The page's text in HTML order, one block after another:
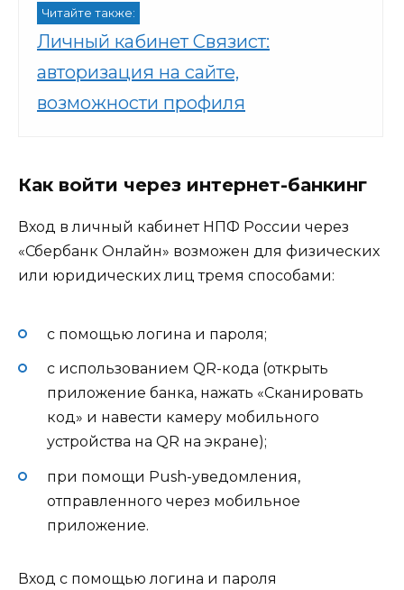
Читайте также:
Личный кабинет Связист:
авторизация на сайте,
возможности профиля
Как войти через интернет-банкинг
Вход в личный кабинет НПФ России через
«Сбербанк Онлайн» возможен для физических
или юридических лиц тремя способами:
с помощью логина и пароля;
с использованием QR-кода (открыть
приложение банка, нажать «Сканировать
код» и навести камеру мобильного
устройства на QR на экране);
при помощи Push-уведомления,
отправленного через мобильное
приложение.
Вход с помощью логина и пароля